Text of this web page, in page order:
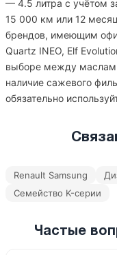
— 4.5 литра с учётом
15 000 км или 12
брендов, имеющим
Quartz INEO, Elf
выборе между
наличие сажевого
обязательно
Renault Samsung
Семейство K-серии
Частые